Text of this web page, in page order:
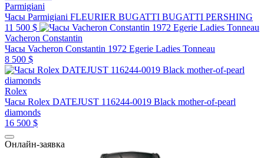
Parmigiani
Часы Parmigiani FLEURIER BUGATTI BUGATTI PERSHING
11 500 $
Vacheron Constantin
Часы Vacheron Constantin 1972 Egerie Ladies Tonneau
8 500 $
Rolex
Часы Rolex DATEJUST 116244-0019 Black mother-of-pearl
diamonds
16 500 $
Онлайн-заявка